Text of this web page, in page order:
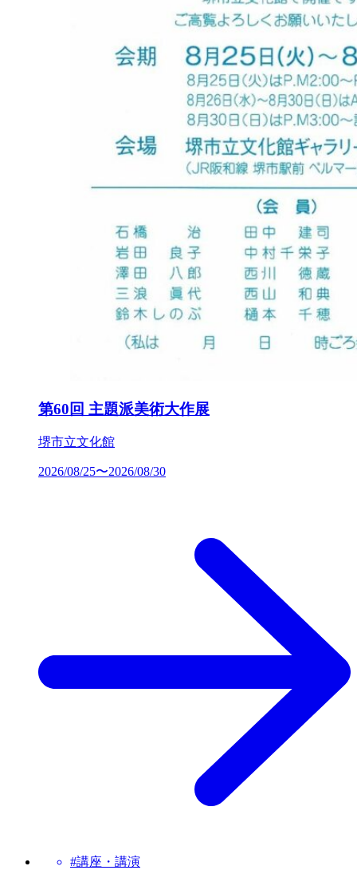
第60回 主題派美術大作展
堺市立文化館
2026/08/25〜2026/08/30
#講座・講演